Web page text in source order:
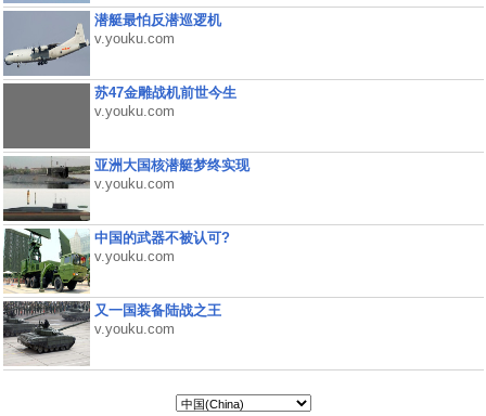
潜艇最怕反潜巡逻机
v.youku.com
苏47金雕战机前世今生
v.youku.com
亚洲大国核潜艇梦终实现
v.youku.com
中国的武器不被认可?
v.youku.com
又一国装备陆战之王
v.youku.com